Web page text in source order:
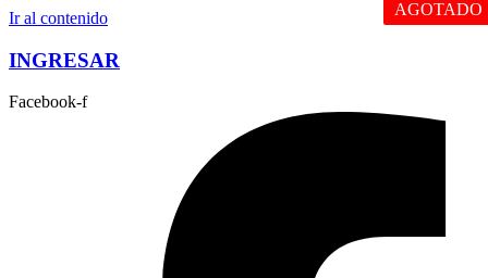
Ir al contenido
INGRESAR
Facebook-f
AGOTADO